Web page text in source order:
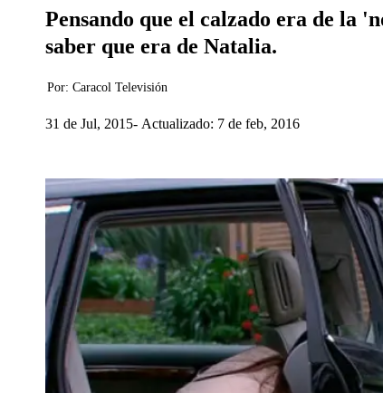
Pensando que el calzado era de la
saber que era de Natalia.
Por: Caracol Televisión
31 de Jul, 2015 Actualizado: 7 de feb, 2016